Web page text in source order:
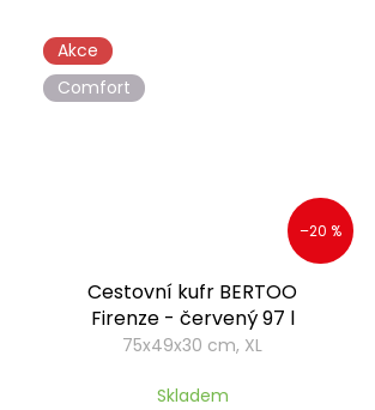
Akce
Comfort
–20 %
Cestovní kufr BERTOO
Firenze - červený 97 l
75x49x30 cm, XL
Skladem